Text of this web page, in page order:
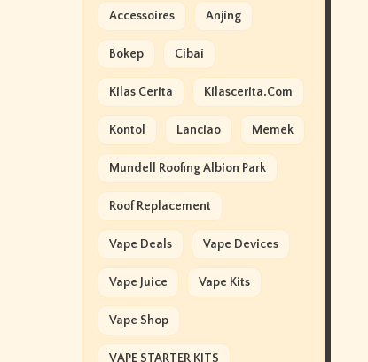
Accessoires Anjing
Bokep Cibai
Kilas Cerita Kilascerita.com
Kontol Lanciao Memek
Mundell Roofing Albion Park
Roof Replacement
Vape Deals Vape Devices
Vape Juice Vape Kits
Vape Shop
VAPE STARTER KITS